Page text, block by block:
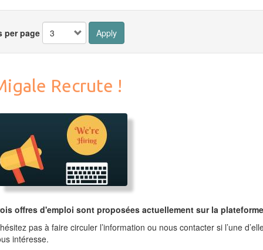
per page Apply
Recrute !
offres d'emploi sont proposées actuellement sur la
pas à faire circuler l’information ou nous contacter si l’une
intéresse.